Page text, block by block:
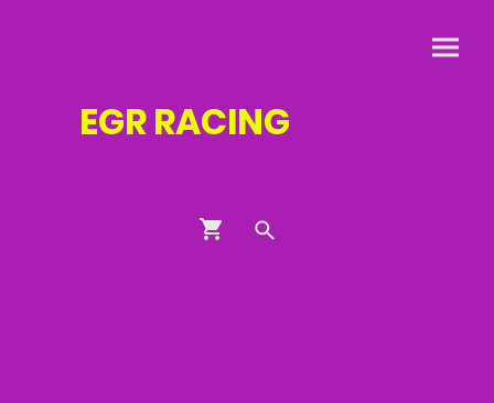
EGRRACING